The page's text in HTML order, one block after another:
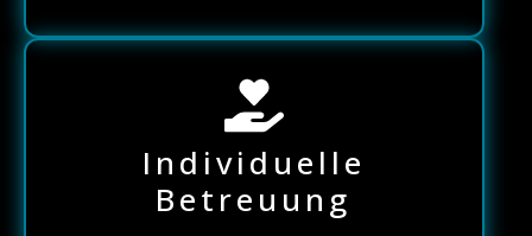
Individuelle
Betreuung